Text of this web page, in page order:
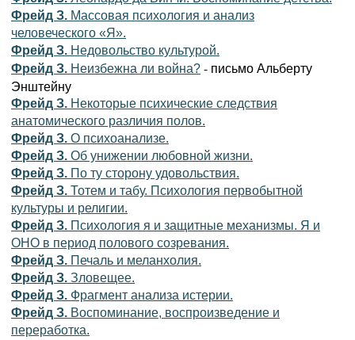
Фрейд З. Массовая психология и анализ
человеческого «Я».
Фрейд З. Недовольство культурой.
Фрейд З. Неизбежна ли война? - письмо Альберту
Энштейну
Фрейд З. Некоторые психические следствия
анатомического различия полов.
Фрейд З. О психоанализе.
Фрейд З. Об унижении любовной жизни.
Фрейд З. По ту сторону удовольствия.
Фрейд З. Тотем и табу. Психология первобытной
культуры и религии.
Фрейд З. Психология я и защитные механизмы. Я и
ОНО в период полового созревания.
Фрейд З. Печаль и меланхолия.
Фрейд З. Зловещее.
Фрейд З. Фрагмент анализа истерии.
Фрейд З. Воспоминание, воспроизведение и
переработка.